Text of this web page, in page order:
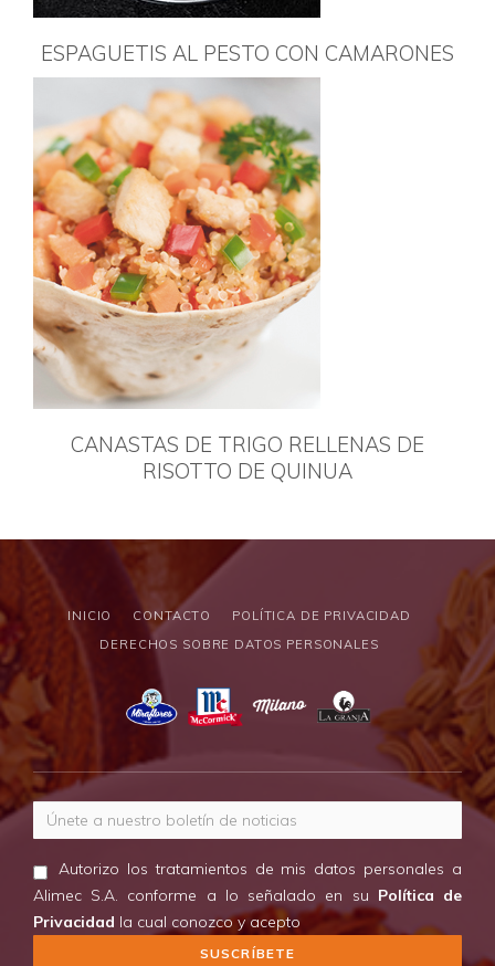
ESPAGUETIS AL PESTO CON CAMARONES
CANASTAS DE TRIGO RELLENAS DE
RISOTTO DE QUINUA
INICIO CONTACTO
POLÍTICA DE PRIVACIDAD
DERECHOS SOBRE DATOS PERSONALES
Correo electrónico
Autorizo los tratamientos de mis datos personales a
Alimec S.A. conforme a lo señalado en su Política de
Privacidad la cual conozco y acepto